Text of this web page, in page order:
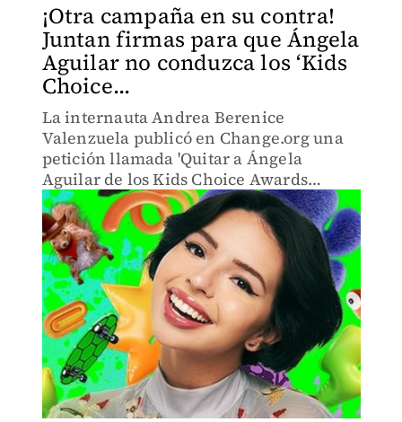
¡Otra campaña en su contra!
Juntan firmas para que Ángela
Aguilar no conduzca los ‘Kids
Choice...
La internauta Andrea Berenice
Valenzuela publicó en Change.org una
petición llamada 'Quitar a Ángela
Aguilar de los Kids Choice Awards
México 2024'.